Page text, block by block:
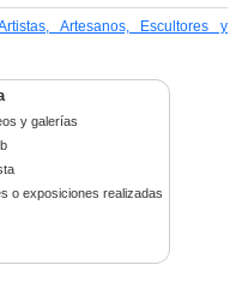
Artesanos, Escultores y
y galerías
o exposiciones realizadas